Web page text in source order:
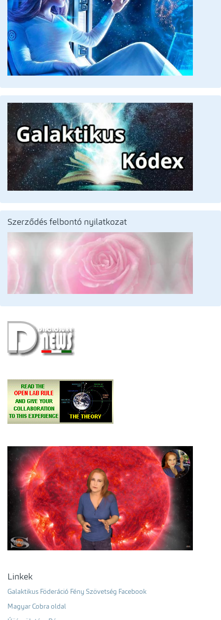
Szerződés felbontó nyilatkozat
Linkek
Galaktikus Föderáció Fény Szövetség Facebook
Magyar Cobra oldal